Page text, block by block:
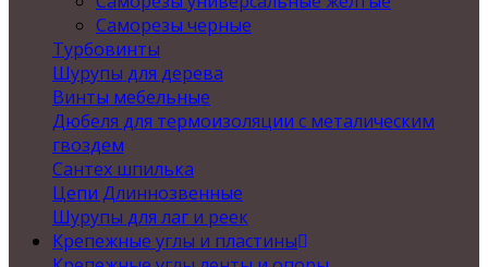
Саморезы черные
Турбовинты
Шурупы для дерева
Винты мебельные
Дюбеля для термоизоляции с металическим
гвоздем
Сантех шпилька
Цепи Длиннозвенные
Шурупы для лаг и реек
Крепежные углы и пластины